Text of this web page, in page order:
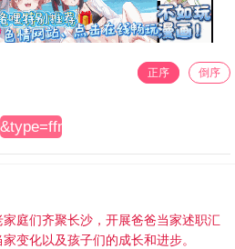
正序 倒序
&type=ffm3u8
庭们齐聚长沙，开展爸爸当家述职汇
变化以及孩子们的成长和进步。